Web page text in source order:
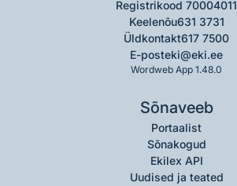
Registrikood 70004011
Keelenõu631 3731
Üldkontakt617 7500
E-posteki@eki.ee
Wordweb App 1.48.0
Sõnaveeb
Portaalist
Sõnakogud
Ekilex API
Uudised ja teated